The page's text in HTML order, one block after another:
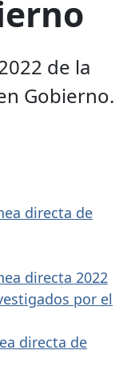
de la
Gobierno.
directa de
directa 2022
por el
directa de